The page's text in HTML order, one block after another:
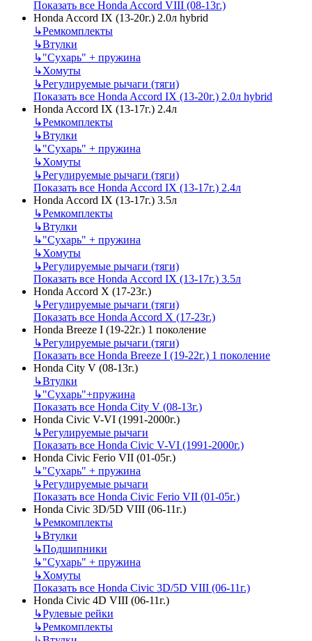
Показать все Honda Accord VIII (08-13г.)
Honda Accord IX (13-20г.) 2.0л hybrid
↳Ремкомплекты
↳Втулки
↳"Сухарь" + пружина
↳Хомуты
↳Регулируемые рычаги (тяги)
Показать все Honda Accord IX (13-20г.) 2.0л hybrid
Honda Accord IX (13-17г.) 2.4л
↳Ремкомплекты
↳Втулки
↳"Сухарь" + пружина
↳Хомуты
↳Регулируемые рычаги (тяги)
Показать все Honda Accord IX (13-17г.) 2.4л
Honda Accord IX (13-17г.) 3.5л
↳Ремкомплекты
↳Втулки
↳"Сухарь" + пружина
↳Хомуты
↳Регулируемые рычаги (тяги)
Показать все Honda Accord IX (13-17г.) 3.5л
Honda Accord X (17-23г.)
↳Регулируемые рычаги (тяги)
Показать все Honda Accord X (17-23г.)
Honda Breeze I (19-22г.) 1 поколение
↳Регулируемые рычаги (тяги)
Показать все Honda Breeze I (19-22г.) 1 поколение
Honda City V (08-13г.)
↳Втулки
↳"Сухарь"+пружина
Показать все Honda City V (08-13г.)
Honda Civic V-VI (1991-2000г.)
↳Регулируемые рычаги
Показать все Honda Civic V-VI (1991-2000г.)
Honda Civic Ferio VII (01-05г.)
↳"Сухарь" + пружина
↳Регулируемые рычаги
Показать все Honda Civic Ferio VII (01-05г.)
Honda Civic 3D/5D VIII (06-11г.)
↳Ремкомплекты
↳Втулки
↳Подшипники
↳"Сухарь" + пружина
↳Хомуты
Показать все Honda Civic 3D/5D VIII (06-11г.)
Honda Civic 4D VIII (06-11г.)
↳Рулевые рейки
↳Ремкомплекты